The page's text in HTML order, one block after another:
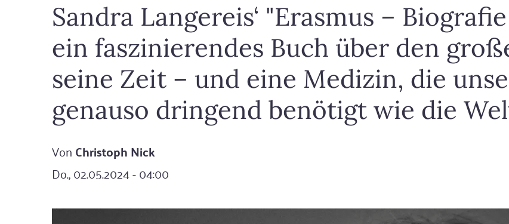
Sandra Langereis‘ "Erasmus –
ein faszinierendes Buch über den
seine Zeit – und eine Medizin, die
genauso dringend benötigt wie die
VonChristoph Nick
Do., 02.05.2024 - 04:00